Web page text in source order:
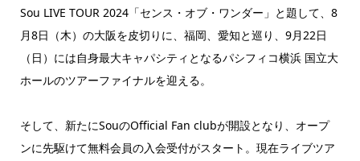
Sou LIVE TOUR 2024「センス・オブ・ワンダー」と題して、8
月8日（木）の大阪を皮切りに、福岡、愛知と巡り、9月22日
（日）には自身最大キャパシティとなるパシフィコ横浜 国立大
ホールのツアーファイナルを迎える。
そして、新たにSouのOfficial Fan clubが開設となり、オープ
ンに先駆けて無料会員の入会受付がスタート。現在ライブツア